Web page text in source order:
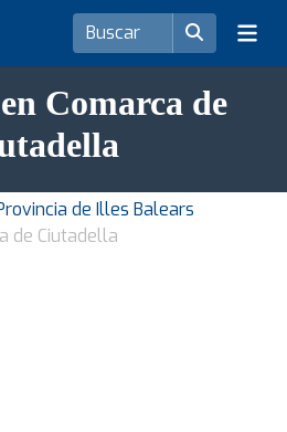
Comarca de
de Illes Balears
de Ciutadella